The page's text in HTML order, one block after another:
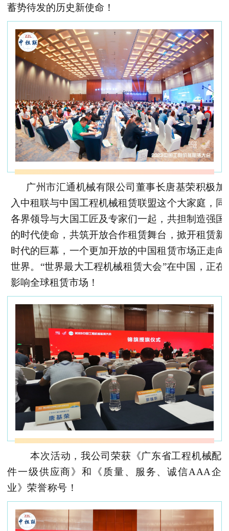
蓄势待发的历史新使命！
广州市汇通机械有限公司董事长唐基荣积极加
入中租联与中国工程机械租赁联盟这个大家庭，同
各界领导与大国工匠及专家们一起，共担制造强国
的时代使命，共筑开放合作租赁舞台，掀开租赁新
时代的巨幕，一个更加开放的中国租赁市场正走向
世界。“世界最大工程机械租赁大会”在中国，正在
影响全球租赁市场！
本次活动，我公司荣获《广东省工程机械配
件一级供应商》和《质量、服务、诚信AAA企
业》荣誉称号！